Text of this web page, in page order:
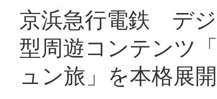
京浜急行電鉄 デ
型周遊コンテンツ
ュン旅」を本格展開